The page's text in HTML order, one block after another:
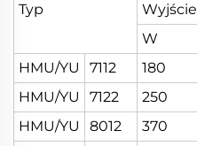
Typ
Wyjście
W
HMU/YU
7112 180
HMU/YU
7122 250
HMU/YU
8012 370